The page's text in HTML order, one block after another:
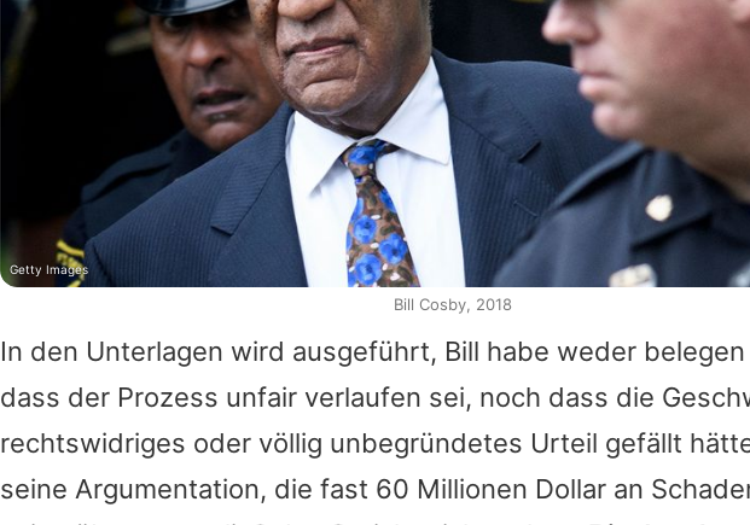
In den Unterlagen wird ausgeführt, Bill habe weder
dass der Prozess unfair verlaufen sei, noch dass die
rechtswidriges oder völlig unbegründetes Urteil gefällt
seine Argumentation, die fast 60 Millionen Dollar an
Getty Images
Bill Cosby, 2018